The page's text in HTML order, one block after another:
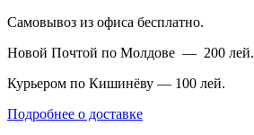
Самовывоз из офиса бесплатно.
Новой Почтой по Молдове — 200 лей.
Курьером по Кишинёву — 100 лей.
Подробнее о доставке